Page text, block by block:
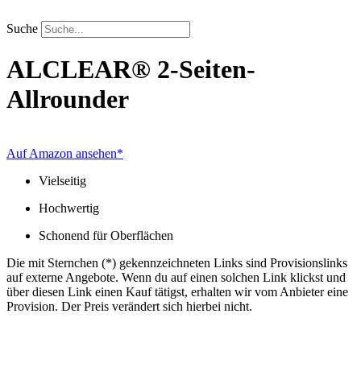
Inhalt
springen
Suche
ALCLEAR® 2-Seiten-
Allrounder
Auf Amazon ansehen*
Vielseitig
Hochwertig
Schonend für Oberflächen
Die mit Sternchen (*) gekennzeichneten Links sind Provisionslinks
auf externe Angebote. Wenn du auf einen solchen Link klickst und
über diesen Link einen Kauf tätigst, erhalten wir vom Anbieter eine
Provision. Der Preis verändert sich hierbei nicht.